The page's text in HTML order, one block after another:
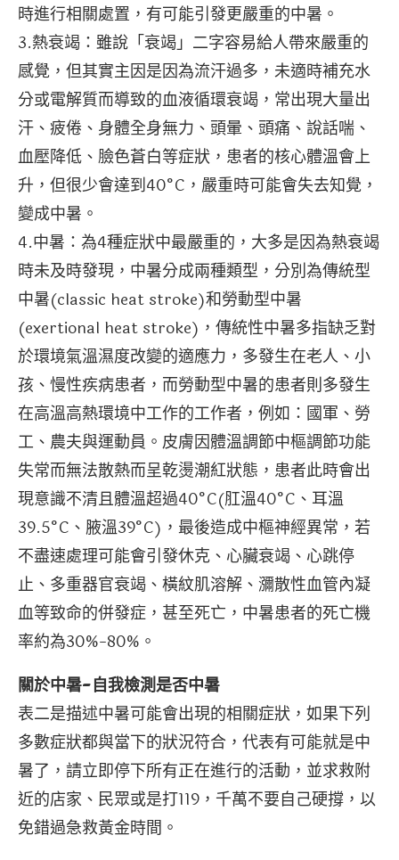
時進行相關處置，有可能引發更嚴重的中暑。
3.熱衰竭：雖說「衰竭」二字容易給人帶來嚴重的
感覺，但其實主因是因為流汗過多，未適時補充水
分或電解質而導致的血液循環衰竭，常出現大量出
汗、疲倦、身體全身無力、頭暈、頭痛、說話喘、
血壓降低、臉色蒼白等症狀，患者的核心體溫會上
升，但很少會達到40°C，嚴重時可能會失去知覺，
變成中暑。
4.中暑：為4種症狀中最嚴重的，大多是因為熱衰竭
時未及時發現，中暑分成兩種類型，分別為傳統型
中暑(classic heat stroke)和勞動型中暑
(exertional heat stroke)，傳統性中暑多指缺乏對
於環境氣溫濕度改變的適應力，多發生在老人、小
孩、慢性疾病患者，而勞動型中暑的患者則多發生
在高溫高熱環境中工作的工作者，例如：國軍、勞
工、農夫與運動員。皮膚因體溫調節中樞調節功能
失常而無法散熱而呈乾燙潮紅狀態，患者此時會出
現意識不清且體溫超過40°C(肛溫40°C、耳溫
39.5°C、腋溫39°C)，最後造成中樞神經異常，若
不盡速處理可能會引發休克、心臟衰竭、心跳停
止、多重器官衰竭、橫紋肌溶解、瀰散性血管內凝
血等致命的併發症，甚至死亡，中暑患者的死亡機
率約為30%-80%。
關於中暑-自我檢測是否中暑
表二是描述中暑可能會出現的相關症狀，如果下列
多數症狀都與當下的狀況符合，代表有可能就是中
暑了，請立即停下所有正在進行的活動，並求救附
近的店家、民眾或是打119，千萬不要自己硬撐，以
免錯過急救黃金時間。